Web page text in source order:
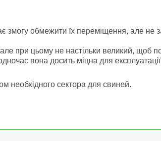
обмежити їх переміщення, але не
при цьому не настільки великий, щоб
вона досить міцна для
необхідного сектора для свиней.